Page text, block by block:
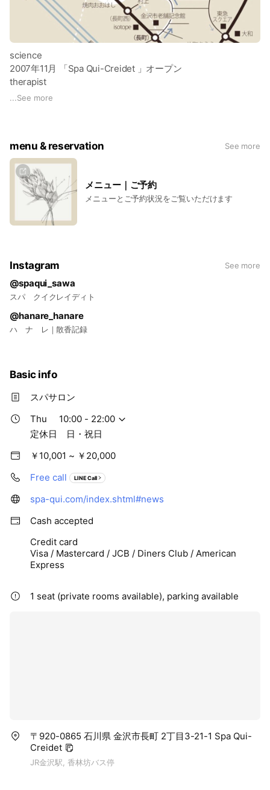
science
2007年11月 「Spa Qui-Creidet 」オープン
therapist
澤 和代
...See more
menu & reservation See more
メニュー｜ご予約
メニューとご予約状況をご覧いただけます
Instagram See more
@spaqui_sawa
スパ クイクレイディト
@hanare_hanare
ハ ナ レ｜散香記録
Basic info
スパサロン
Thu
10:00 - 22:00
定休日 日・祝日
￥10,001 ~ ￥20,000
Free call
LINE Call
spa-qui.com/index.shtml#news
Cash accepted
Credit card
Visa / Mastercard / JCB / Diners Club / American
Express
1 seat (private rooms available), parking available
〒920-0865 石川県 金沢市長町 2丁目3-21-1 Spa Qui-
Creidet
JR金沢駅, 香林坊バス停